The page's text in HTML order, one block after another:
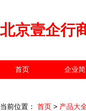
北京壹企行
首页 企业
当前位置： 首页 > 产品大